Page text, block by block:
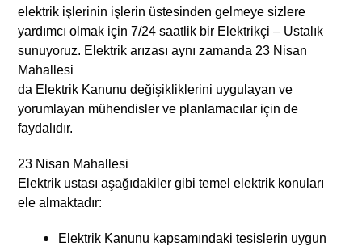
elektrik işlerinin işlerin üstesinden gelmeye sizlere
yardımcı olmak için 7/24 saatlik bir Elektrikçi – Ustalık
sunuyoruz. Elektrik arızası aynı zamanda 23 Nisan
Mahallesi
da Elektrik Kanunu değişikliklerini uygulayan ve
yorumlayan mühendisler ve planlamacılar için de
faydalıdır.
23 Nisan Mahallesi
Elektrik ustası aşağıdakiler gibi temel elektrik konuları
ele almaktadır:
Elektrik Kanunu kapsamındaki tesislerin uygun